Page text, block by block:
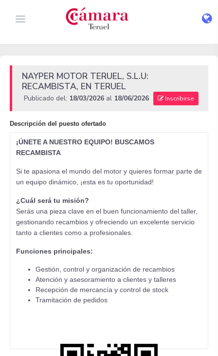
NAYPER MOTOR TERUEL, S.L.U:
RECAMBISTA, EN TERUEL
Publicado del: 18/03/2026 al 18/06/2026 Inscribirse
Descripción del puesto ofertado
¡ÚNETE A NUESTRO EQUIPO! BUSCAMOS
RECAMBISTA
Si te apasiona el mundo del motor y quieres formar parte de
un equipo dinámico, ¡esta es tu oportunidad!
¿Cuál será tu misión?
Serás una pieza clave en el buen funcionamiento del taller,
gestionando recambios y ofreciendo un excelente servicio
tanto a clientes como a profesionales.
Funciones principales:
Gestión, control y organización de recambios
Atención y asesoramiento a clientes y talleres
Recepción de mercancía y control de stock
Tramitación de pedidos